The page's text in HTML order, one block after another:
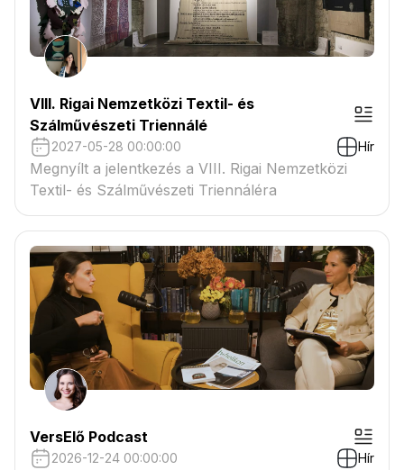
VIII. Rigai Nemzetközi Textil- és
Szálművészeti Triennálé
2027-05-28 00:00:00 Hír
Megnyílt a jelentkezés a VIII. Rigai Nemzetközi
Textil- és Szálművészeti Triennáléra
VersElő Podcast
2026-12-24 00:00:00 Hír